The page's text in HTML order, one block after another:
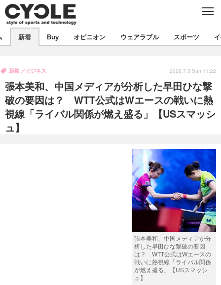
C
E
製品/用品
衣類
飲食
バックナンバー
コラム
インプレ
ボイス
デバイス
ビジネス
国内
海外
スポーツ
短信
まとめ
イベント
文化
エンタメ
出版／映画
ファッション
写真
政治
新着 Buy オピニオン ウェアラブル スポーツ
張本美和、中国メディアが分析した早田ひな撃
破の要因は？ WTT公式はWエースの戦いに熱
視線「ライバル関係が燃え盛る」【USスマッシ
ュ】
新着 ビジネス 2026.7.5 Sun 11:22
張本美和、中国メディアが分
析した早田ひな撃破の要因
は？ WTT公式はWエースの
戦いに熱視線「ライバル関係
が燃え盛る」【USスマッシ
ュ】